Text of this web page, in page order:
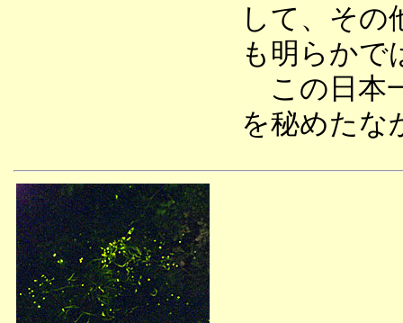
して、その
も明らかで
この日本
を秘めたな